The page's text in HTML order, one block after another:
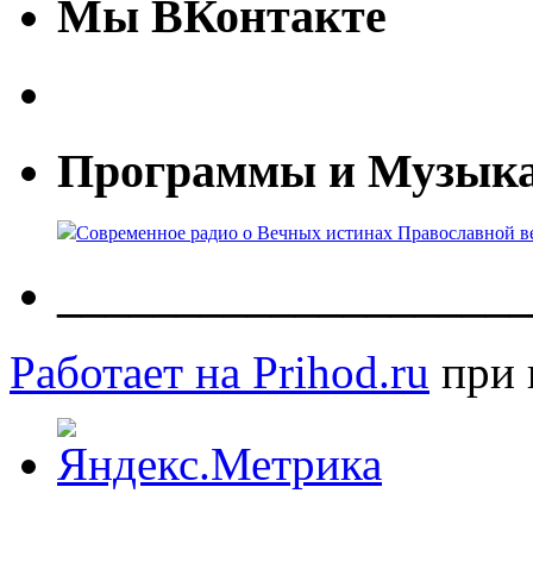
Мы ВКонтакте
Программы и
Современное радио о Вечных истинах Православной
Работает на Prihod.ru при